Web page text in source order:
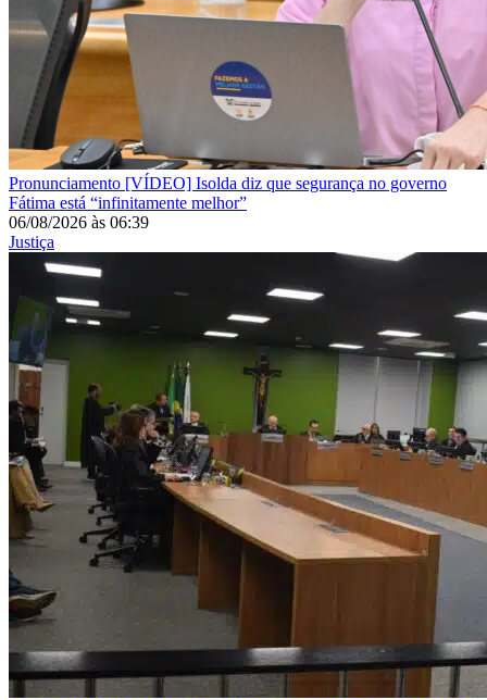
Pronunciamento [VÍDEO] Isolda diz que segurança no governo
Fátima está “infinitamente melhor”
06/08/2026 às 06:39
Justiça